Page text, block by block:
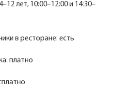
лет, 10:00–12:00 и 14:30–
в ресторане: есть
платно